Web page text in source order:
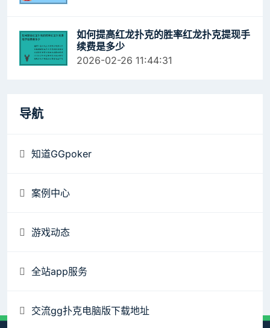
如何提高红龙扑克的胜率红龙扑克提现手
续费是多少
2026-02-26 11:44:31
导航
知道GGpoker
案例中心
游戏动态
全站app服务
交流gg扑克电脑版下载地址